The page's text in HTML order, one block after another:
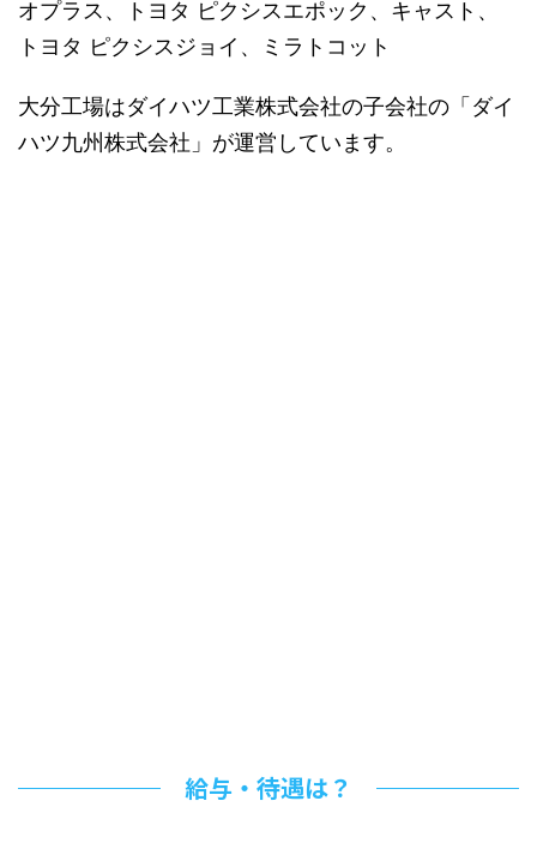
オプラス、トヨタ ピクシスエポック、キャスト、
トヨタ ピクシスジョイ、ミラトコット
大分工場はダイハツ工業株式会社の子会社の「ダイ
ハツ九州株式会社」が運営しています。
給与・待遇は？